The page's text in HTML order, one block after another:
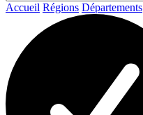
Accueil Régions Départements